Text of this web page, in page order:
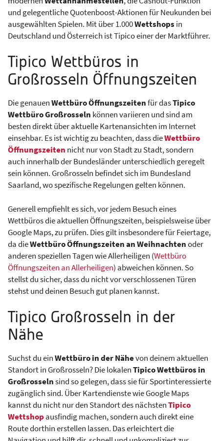
und gelegentliche Quotenboost-Aktionen für Neukunden bei
ausgewählten Spielen. Mit über 1.000Wettshops in
Deutschland und Österreich ist Tipico einer der Marktführer.
Tipico Wettbüros in
Großrosseln Öffnungszeiten
Die genauenWettbüro Öffnungszeitenfür dasTipico
Wettbüro Großrosseln können variieren und sind am
besten direkt über aktuelle Kartenansichten im Internet
einsehbar. Es ist wichtig zu beachten, dass dieWettbüro
Öffnungszeiten nicht nur von Stadt zu Stadt, sondern
auch innerhalb der Bundesländer unterschiedlich geregelt
sein können. Großrosseln befindet sich im Bundesland
Saarland, wo spezifische Regelungen gelten können.
Generell empfiehlt es sich, vor jedem Besuch eines
Wettbüros die aktuellen Öffnungszeiten, beispielsweise über
Google Maps, zu prüfen. Dies gilt insbesondere für Feiertage,
da dieWettbüro Öffnungszeiten an Weihnachtenoder
anderen speziellen Tagen wie Allerheiligen (Wettbüro
Öffnungszeiten an Allerheiligen) abweichen können. So
stellst du sicher, dass du nicht vor verschlossenen Türen
stehst und deinen Besuch gut planen kannst.
Tipico Großrosseln in der
Nähe
Suchst du einWettbüro in der Nähevon deinem aktuellen
Standort in Großrosseln? Die lokalenTipico Wettbüros in
Großrosselnsind so gelegen, dass sie für Sportinteressierte
zugänglich sind. Über Kartendienste wie Google Maps
kannst du nicht nur den Standort des nächstenTipico
Wettshop ausfindig machen, sondern auch direkt eine
Route dorthin erstellen lassen. Das erleichtert die